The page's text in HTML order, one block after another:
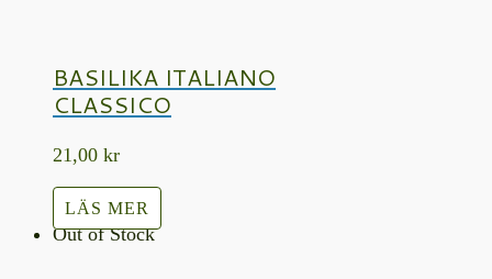
BASILIKA ITALIANO
CLASSICO
21,00 kr
LÄS MER
Out of Stock